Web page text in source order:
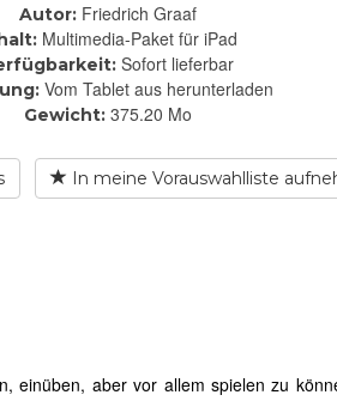
Autor: Friedrich Graaf
Multimedia-Paket für iPad
Sofort lieferbar
Vom Tablet aus herunterladen
Gewicht: 375.20 Mo
In meine Vorauswahlliste
einüben, aber vor allem spielen zu